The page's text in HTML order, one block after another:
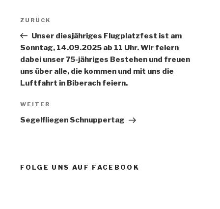
Beitragsnavigation
Vorheriger
Beitrag
ZURÜCK
Unser diesjähriges Flugplatzfest ist am
Sonntag, 14.09.2025 ab 11 Uhr. Wir feiern
dabei unser 75-jähriges Bestehen und freuen
uns über alle, die kommen und mit uns die
Luftfahrt in Biberach feiern.
Nächster
Beitrag
WEITER
Segelfliegen Schnuppertag
FOLGE UNS AUF FACEBOOK